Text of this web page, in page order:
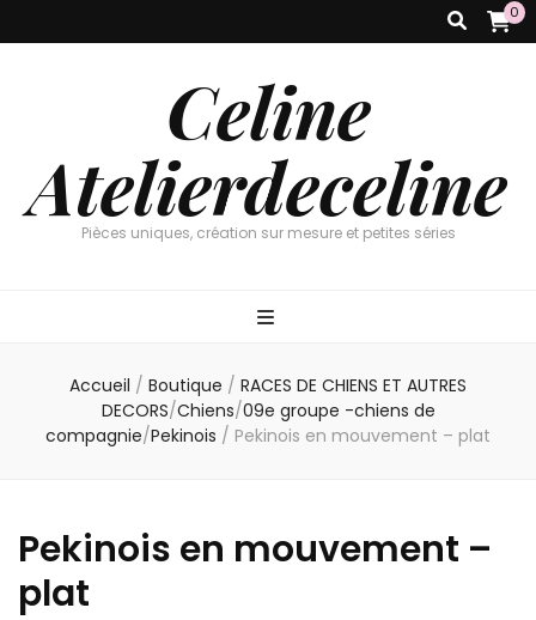
0
Celine
Atelierdeceline
Pièces uniques, création sur mesure et petites séries
Accueil / Boutique / RACES DE CHIENS ET AUTRES
DECORS/Chiens/09e groupe -chiens de
compagnie/Pekinois / Pekinois en mouvement – plat
Pekinois en mouvement –
plat